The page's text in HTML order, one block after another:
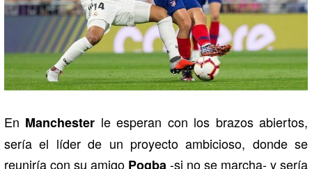
En Manchester le esperan con los brazos abiertos,
sería el líder de un proyecto ambicioso, donde se
reuniría con su amigo Pogba -si no se marcha- y sería